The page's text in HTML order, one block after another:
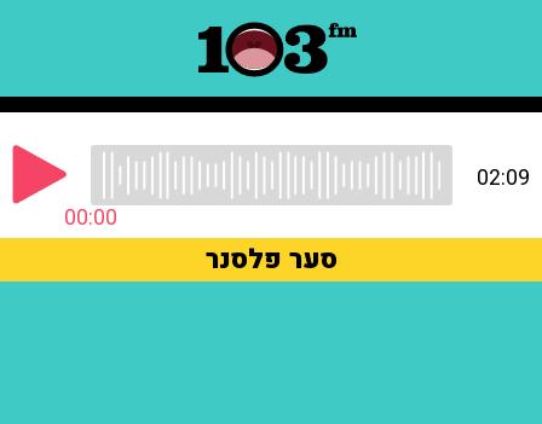
00:00
02:09
סער פלסנר